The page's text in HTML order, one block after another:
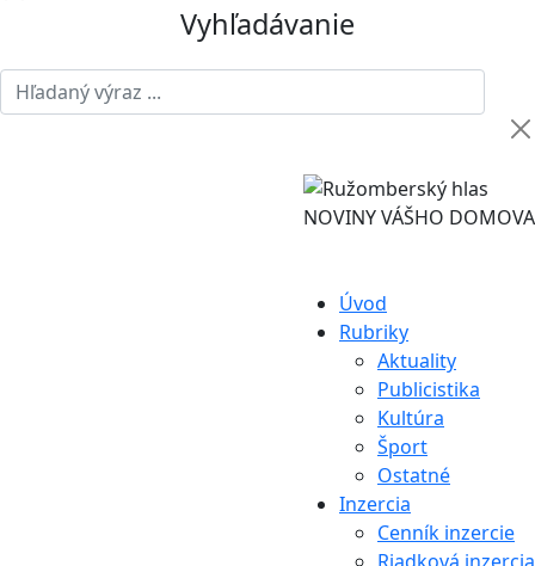
Vyhľadávanie
NOVINY VÁŠHO DOMOVA
Úvod
Rubriky
Aktuality
Publicistika
Kultúra
Šport
Ostatné
Inzercia
Cenník inzercie